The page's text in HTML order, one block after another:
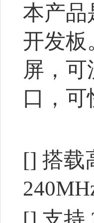
本产品
开发板
屏，
口，可
[] 搭载